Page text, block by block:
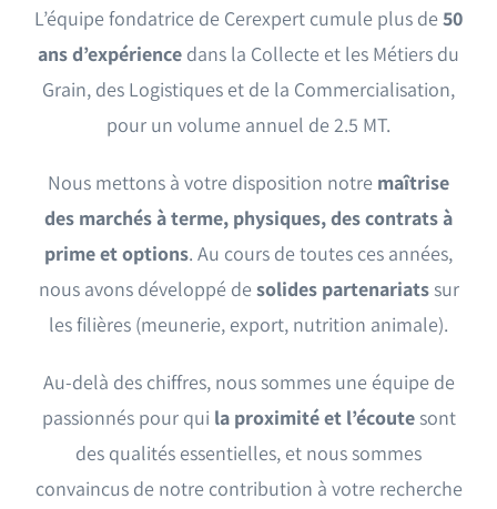
L’équipe fondatrice de Cerexpert cumule plus de50
ans d’expérience dans la Collecte et les Métiers du
Grain, des Logistiques et de la Commercialisation,
pour un volume annuel de 2.5 MT.
Nous mettons à votre disposition notre maîtrise
des marchés à terme, physiques, des contrats à
prime et options. Au cours de toutes ces années,
nous avons développé desolides partenariatssur
les filières (meunerie, export, nutrition animale).
Au-delà des chiffres, nous sommes une équipe de
passionnés pour qui la proximité et l’écoutesont
des qualités essentielles, et nous sommes
convaincus de notre contribution à votre recherche